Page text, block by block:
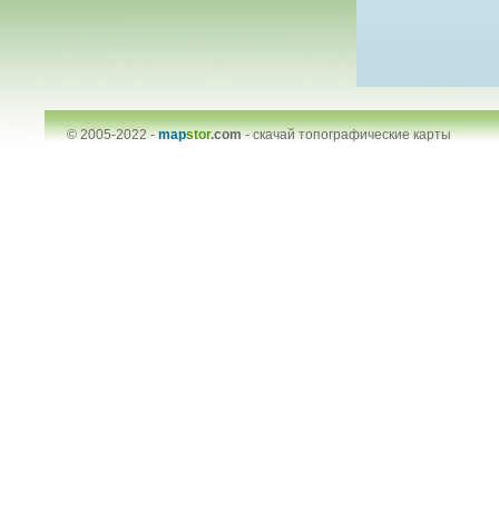
© 2005-2022 -mapstor.com-скачай топографические карты